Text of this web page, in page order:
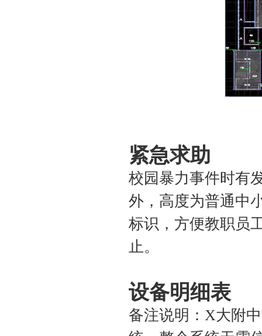
紧急求助
校园暴力事件时有
外，高度为普通中
标识，方便教职员
止。
设备明细表
备注说明：X大附